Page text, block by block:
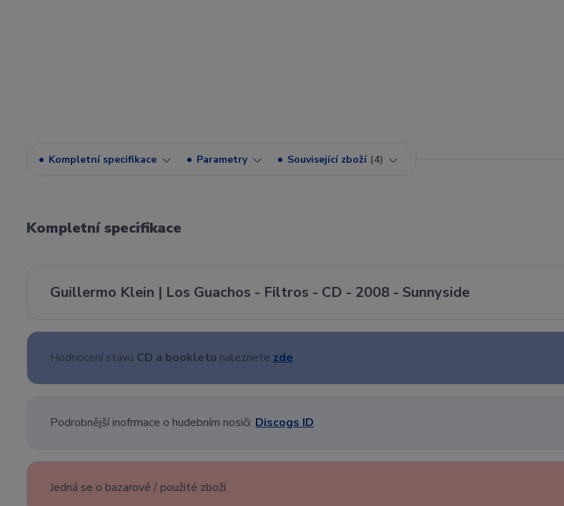
Kompletní specifikace Parametry Související zboží 4
Kompletní specifikace
Guillermo Klein | Los Guachos - Filtros - CD - 2008 - Sunnyside
Hodnocení stavu CD a bookletu naleznete zde
Podrobnější inofrmace o hudebním nosiči: Discogs ID
Jedná se o bazarové / použité zboží